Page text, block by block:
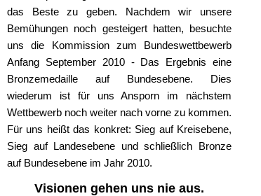
das Beste zu geben. Nachdem wir unsere
Bemühungen noch gesteigert hatten, besuchte
uns die Kommission zum Bundeswettbewerb
Anfang September 2010 - Das Ergebnis eine
Bronzemedaille auf Bundesebene. Dies
wiederum ist für uns Ansporn im nächstem
Wettbewerb noch weiter nach vorne zu kommen.
Für uns heißt das konkret: Sieg auf Kreisebene,
Sieg auf Landesebene und schließlich Bronze
auf Bundesebene im Jahr 2010.
Visionen gehen uns nie aus.